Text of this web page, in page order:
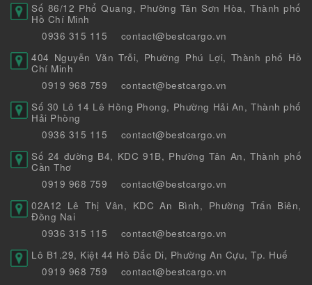
Số 86/12 Phổ Quang, Phường Tân Sơn Hòa, Thành phố
Hồ Chí Minh
0936 315 115
contact@bestcargo.vn
404 Nguyễn Văn Trỗi, Phường Phú Lợi, Thành phố Hồ
Chí Minh
0919 968 759
contact@bestcargo.vn
Số 30 Lô 14 Lê Hồng Phong, Phường Hải An, Thành phố
Hải Phòng
0936 315 115
contact@bestcargo.vn
Số 24 đường B4, KDC 91B, Phường Tân An, Thành phố
Cần Thơ
0919 968 759
contact@bestcargo.vn
02A12 Lê Thị Vân, KDC An Bình, Phường Trấn Biên,
Đồng Nai
0936 315 115
contact@bestcargo.vn
Lô B1.29, Kiệt 44 Hồ Đắc Di, Phường An Cựu, Tp. Huế
0919 968 759
contact@bestcargo.vn